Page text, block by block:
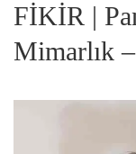
FİKİR |
Mimarlık